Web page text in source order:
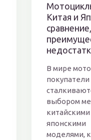
Китая и
сравнение,
В мире
покупатели
выбором
китайскими
японскими
моделями,